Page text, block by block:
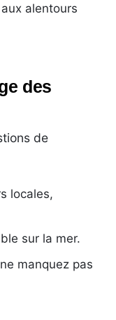
alentours
des
de
locales,
sur la mer.
manquez pas